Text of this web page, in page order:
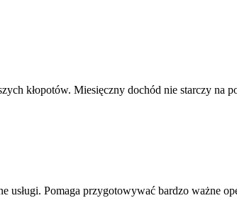
kłopotów. Miesięczny dochód nie starczy na
Pomaga przygotowywać bardzo ważne